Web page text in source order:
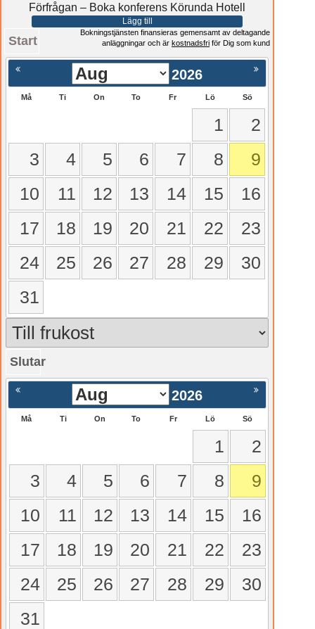
Förfrågan – Boka konferens Körunda Hotell
Lägg till
Start
Bokningstjänsten finansieras gemensamt av deltagande
anläggningar och är kostnadsfri för Dig som kund
2026
Må Ti On To Fr Lö Sö
1
2
3
4 5 6 7 8
9
10
11 12 13 14 15
16
17
18 19 20 21 22
23
24
25 26 27 28 29
30
31
Slutar
Nästa >
2026
Må Ti On To Fr Lö Sö
1
2
3
4 5 6 7 8
9
10
11 12 13 14 15
16
17
18 19 20 21 22
23
24
25 26 27 28 29
30
31